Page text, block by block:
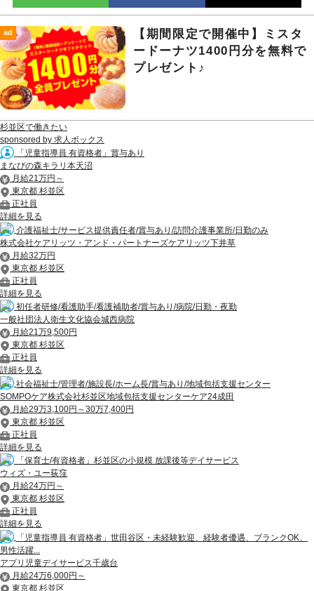
ad
【期間限定で開催中】ミスタ
ードーナツ1400円分を無料で
プレゼント♪
杉並区で働きたい
sponsored by 求人ボックス
「児童指導員 有資格者」賞与あり
まなびの森キラリ本天沼
月給21万円～
東京都 杉並区
正社員
詳細を見る
介護福祉士/サービス提供責任者/賞与あり/訪問介護事業所/日勤のみ
株式会社ケアリッツ・アンド・パートナーズケアリッツ下井草
月給32万円
東京都 杉並区
正社員
詳細を見る
初任者研修/看護助手/看護補助者/賞与あり/病院/日勤・夜勤
一般社団法人衛生文化協会城西病院
月給21万9,500円
東京都 杉並区
正社員
詳細を見る
社会福祉士/管理者/施設長/ホーム長/賞与あり/地域包括支援センター
SOMPOケア株式会社杉並区地域包括支援センターケア24成田
月給29万3,100円～30万7,400円
東京都 杉並区
正社員
詳細を見る
「保育士/有資格者」杉並区の小規模 放課後等デイサービス
ウィズ・ユー荻窪
月給24万円～
東京都 杉並区
正社員
詳細を見る
「児童指導員 有資格者」世田谷区・未経験歓迎、経験者優遇、ブランクOK、
男性活躍...
アプリ児童デイサービス千歳台
月給24万6,000円～
東京都 杉並区